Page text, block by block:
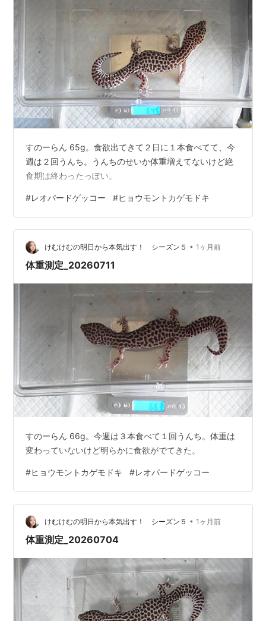
すのーらん 65g。食欲出てきて２日に１本食べてて、今
週は２回うんち。うんちのせいか体重増えてないけど絶
食期は終わったっぽい。
#レオパードゲッコー #ヒョウモントカゲモドキ
けむけむの明日から本気出す！ シーズン５ • 1ヶ月前
体重測定_20260711
すのーらん 66g。今週は３本食べて１回うんち。体重は
変わっていないけど明らかに食欲がでてきた。
#ヒョウモントカゲモドキ #レオパードゲッコー
けむけむの明日から本気出す！ シーズン５ • 1ヶ月前
体重測定_20260704